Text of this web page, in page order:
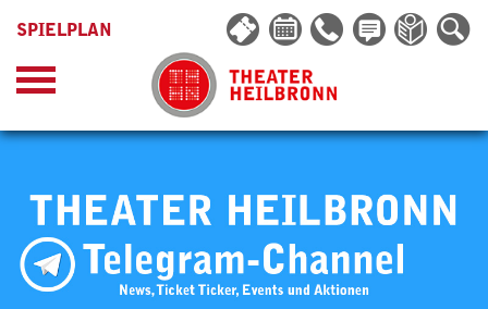
SPIELPLAN